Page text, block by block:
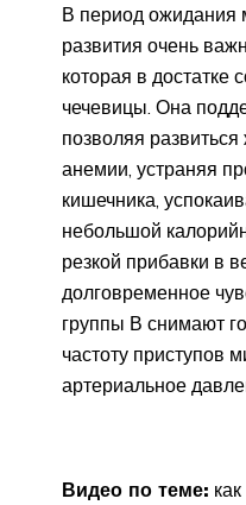
В период ожидания
развития очень
которая в
чечевицы. Она
позволяя
анемии, устраняя
кишечника,
небольшой
резкой прибавки в
долговременное
группы В снимают
частоту приступов
артериальное
Видео по теме: